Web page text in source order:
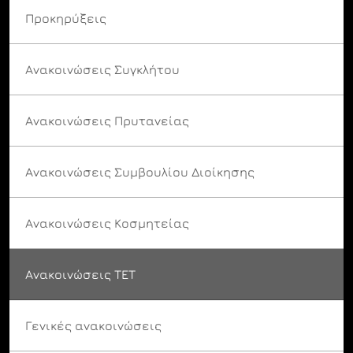
Προκηρύξεις
Ανακοινώσεις Συγκλήτου
Ανακοινώσεις Πρυτανείας
Ανακοινώσεις Συμβουλίου Διοίκησης
Ανακοινώσεις Κοσμητείας
Ανακοινώσεις ΤΕΤ
Γενικές ανακοινώσεις